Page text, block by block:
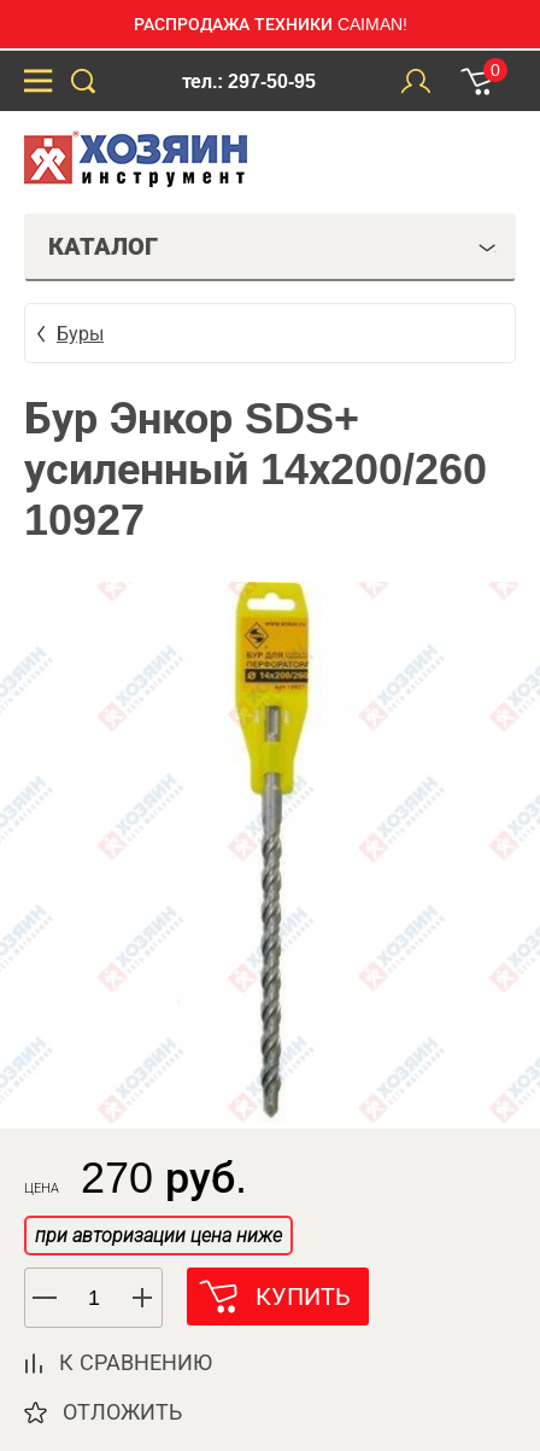
РАСПРОДАЖА ТЕХНИКИ CAIMAN!
тел.: 297-50-95
0
КАТАЛОГ
Буры
Бур Энкор SDS+
усиленный 14х200/260
10927
ЦЕНА 270 руб.
при авторизации цена ниже
КУПИТЬ
К СРАВНЕНИЮ
ОТЛОЖИТЬ